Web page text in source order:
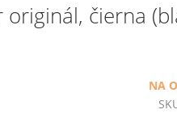
čierna
NA